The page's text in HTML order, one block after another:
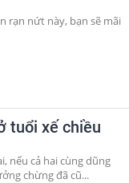
rạn nứt này, bạn sẽ mãi
tuổi xế chiều
nếu cả hai cùng dũng
chừng đã cũ...